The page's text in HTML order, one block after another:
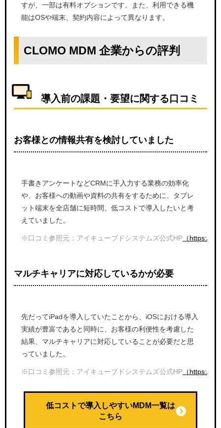
すが、一部は有料オプションです。また、利用できる機
能はOSや端末、契約内容によって異なります。
CLOMO MDM 企業からの評判
導入前の課題・要望に関する口コミ
お客様との情報共有を検討していました
手書きアンケートなどCRMに手入力する業務の効率化
や、お客様への動画や資料の共有をするために、タブレ
ット端末を全店舗に短時間、低コストで導入したいと考
えていました。
※口コミ参照元：アイキューブドシステムズ公式HP （https://
マルチキャリアに対応しているかが必要
先だってiPadを導入していたことから、iOSにおける導入
実績が豊富であると同時に、お客様の利便性を考慮した
結果、マルチキャリアに対応していることが必要だと思
っていました。
※口コミ参照元：アイキューブドシステムズ公式HP （https://
低コストで導入しやすいMDM一覧は
こちら